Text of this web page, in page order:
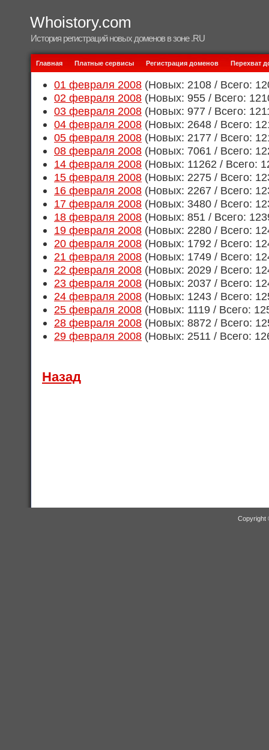
Whoistory.com
История регистраций новых доменов в зоне .RU
Главная Платные сервисы Регистрация доменов Перехват
01 февраля 2008 (Новых: 2108 / Всего:
02 февраля 2008 (Новых: 955 / Всего:
03 февраля 2008 (Новых: 977 / Всего:
04 февраля 2008 (Новых: 2648 / Всего:
05 февраля 2008 (Новых: 2177 / Всего:
08 февраля 2008 (Новых: 7061 / Всего:
14 февраля 2008 (Новых: 11262 / Всего:
15 февраля 2008 (Новых: 2275 / Всего:
16 февраля 2008 (Новых: 2267 / Всего:
17 февраля 2008 (Новых: 3480 / Всего:
18 февраля 2008 (Новых: 851 / Всего:
19 февраля 2008 (Новых: 2280 / Всего:
20 февраля 2008 (Новых: 1792 / Всего:
21 февраля 2008 (Новых: 1749 / Всего:
22 февраля 2008 (Новых: 2029 / Всего:
23 февраля 2008 (Новых: 2037 / Всего:
24 февраля 2008 (Новых: 1243 / Всего:
25 февраля 2008 (Новых: 1119 / Всего:
28 февраля 2008 (Новых: 8872 / Всего:
29 февраля 2008 (Новых: 2511 / Всего:
Назад
Copyright